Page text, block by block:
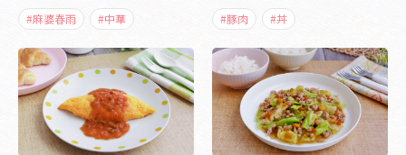
#麻婆春雨 #中華 #豚肉 #丼